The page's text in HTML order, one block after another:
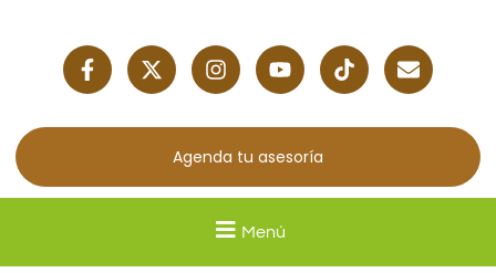
Agenda tu asesoría
Menú